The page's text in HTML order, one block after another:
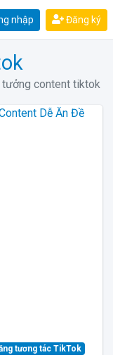
nhập Đăng ký
tưởng content tiktok
tương tác TikTok